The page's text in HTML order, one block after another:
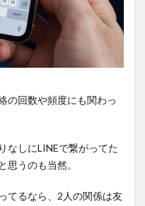
の回数や頻度にも関わっ
なしにLINEで繋がってた
思うのも当然。
てるなら、2人の関係は友